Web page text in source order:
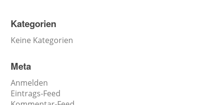
Kategorien
Keine Kategorien
Meta
Anmelden
Eintrags-Feed